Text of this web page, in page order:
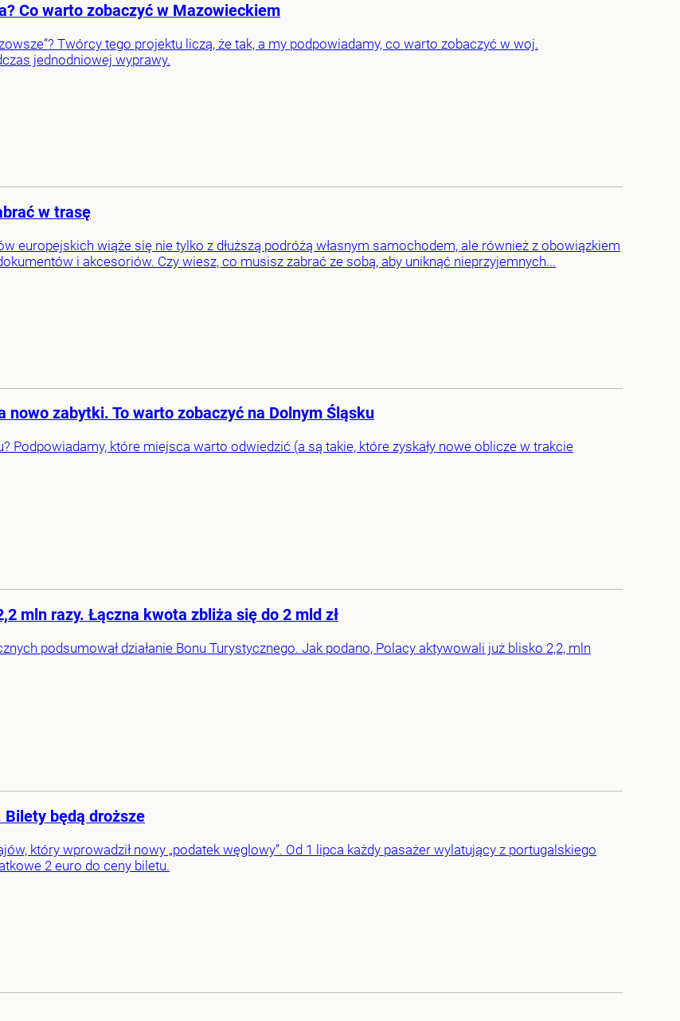
Co warto zobaczyć w Mazowieckiem
Twórcy tego projektu liczą, że tak, a my podpowiadamy, co warto zobaczyć w woj.
jednodniowej wyprawy.
w trasę
europejskich wiąże się nie tylko z dłuższą podróżą własnym samochodem, ale również z obowiązkiem
i akcesoriów. Czy wiesz, co musisz zabrać ze sobą, aby uniknąć nieprzyjemnych...
zabytki. To warto zobaczyć na Dolnym Śląsku
Podpowiadamy, które miejsca warto odwiedzić (a są takie, które zyskały nowe oblicze w trakcie
mln razy. Łączna kwota zbliża się do 2 mld zł
podsumował działanie Bonu Turystycznego. Jak podano, Polacy aktywowali już blisko 2,2, mln
będą droższe
który wprowadził nowy „podatek węglowy”. Od 1 lipca każdy pasażer wylatujący z portugalskiego
2 euro do ceny biletu.